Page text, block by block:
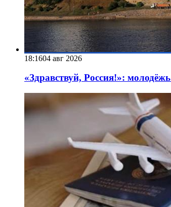
18:1604 авг 2026
«Здравствуй, Россия!»: